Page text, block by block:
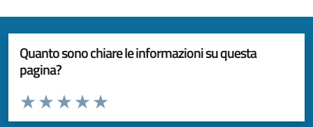
Quanto sono chiare le informazioni su questa
pagina?
Valuta da 1 a 5 stelle la pagina
Valuta 5 stelle su 5
Valuta 4 stelle su 5
Valuta 3 stelle su 5
Valuta 2 stelle su 5
Valuta 1 stelle su 5